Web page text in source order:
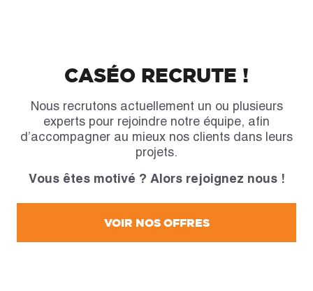
CASÉO RECRUTE !
Nous recrutons actuellement un ou plusieurs
experts pour rejoindre notre équipe, afin
d’accompagner au mieux nos clients dans leurs
projets.
Vous êtes motivé ? Alors rejoignez nous !
VOIR NOS OFFRES